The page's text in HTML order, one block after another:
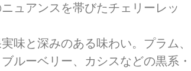
ュアンスを帯びたチェリーレッ
味と深みのある味わい。プラム、
ルーベリー、カシスなどの黒系・